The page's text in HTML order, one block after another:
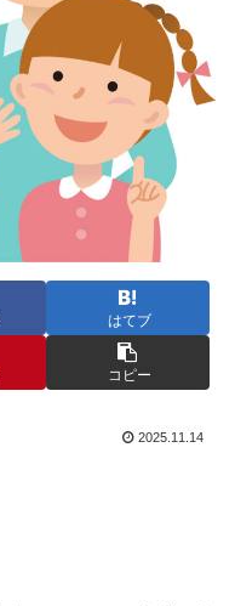
はてブ
コピー
2025.11.14